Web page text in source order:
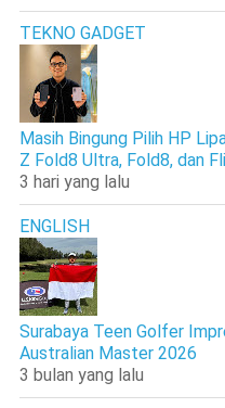
TEKNO GADGET
Masih Bingung Pilih HP
Z Fold8 Ultra, Fold8, dan
3 hari yang lalu
ENGLISH
Surabaya Teen Golfer
Australian Master 2026
3 bulan yang lalu